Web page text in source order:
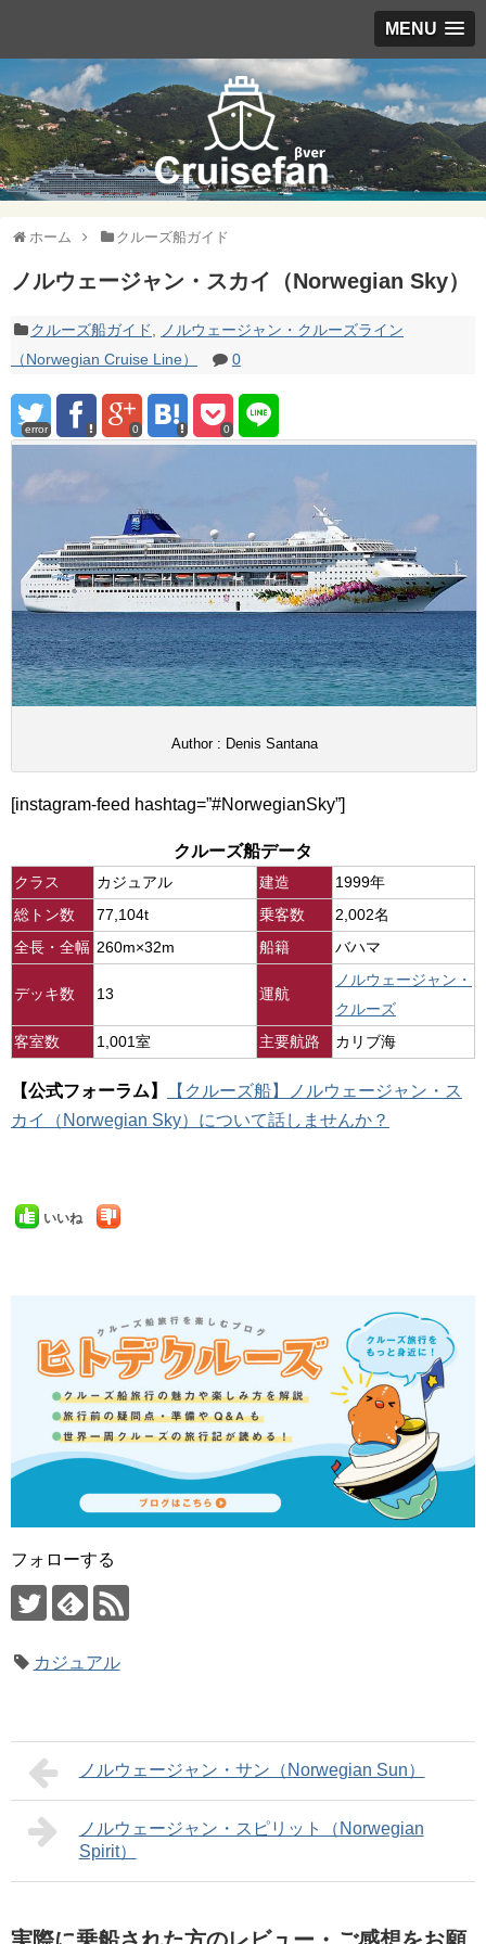
MENU
ホーム クルーズ船ガイド
ノルウェージャン・スカイ（Norwegian Sky）
クルーズ船ガイド
ノルウェージャン・クルーズライン
（Norwegian Cruise Line）
0
error 0 0
Author : Denis Santana
[instagram-feed hashtag=”#NorwegianSky”]
クルーズ船データ
クラス カジュアル 建造
1999年
総トン数
77,104t 乗客数
2,002名
全長・全幅 260m×32m 船籍 バハマ
デッキ数 13 運航
ノルウェージャン・
クルーズ
客室数
1,001室 主要航路 カリブ海
【公式フォーラム】
【クルーズ船】ノルウェージャン・ス
カイ（Norwegian Sky）について話しませんか？
いいね
フォローする
カジュアル
ノルウェージャン・サン（Norwegian Sun）
ノルウェージャン・スピリット（Norwegian
Spirit）